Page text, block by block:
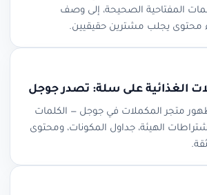
المفتاحية الصحيحة، إلى وصف
محتوى يجلب مشترين حقيقيين.
الغذائية على سلة: تصدر جوجل
متجر المكملات في جوجل — الكلمات
الهيئة، جداول المكونات، ومحتوى